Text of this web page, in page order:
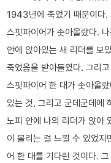
1943년에 죽었기 때문이다.
스핏파이어가 솟아올랐다.
안에 앉아있는 새 리더를 보
죽었음을 받아들였다. 그리
스핏파이어 한 대가 솟아올
있는 것, 그리고 군데군데에
노피 안에 나의 리더가 앉아
이 몰리는 걸 느낄 수 있었지
어 한 대를 기다린 것이다.